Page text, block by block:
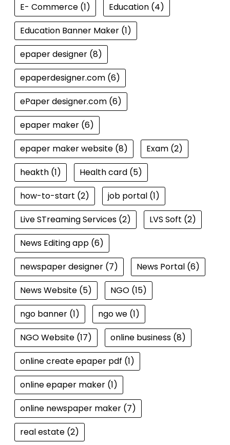
E- Commerce(1) Education(4)
Education Banner Maker(1)
epaper designer(8)
epaperdesigner.com(6)
ePaper designer.com(6)
epaper maker(6)
epaper maker website(8) Exam(2)
heakth(1) Health card(5)
how-to-start (2) job portal(1)
Live STreaming Services(2) LVS Soft (2)
News Editing app(6)
newspaper designer(7) News Portal(6)
News Website(5) NGO(15)
ngo banner(1) ngo we(1)
NGO Website(17) online business(8)
online create epaper pdf (1)
online epaper maker(1)
online newspaper maker(7)
real estate(2)